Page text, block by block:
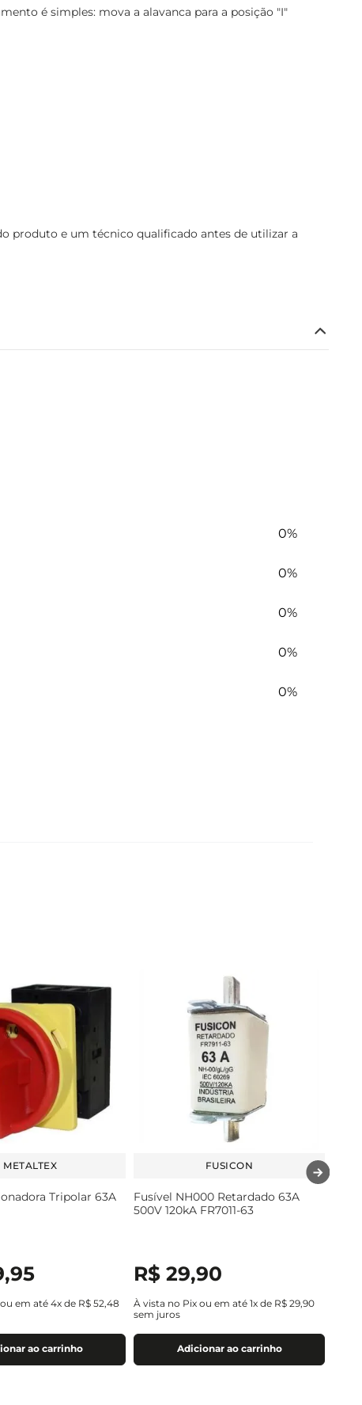
é simples: mova a alavanca para a posição "I"
produto e um técnico qualificado antes de utilizar a
0%
0%
0%
0%
0%
METALTEX
Tripolar 63A
,95
em até4x de R$ 52,48
ao carrinho
FUSICON
Fusível NH000 Retardado 63A
500V 120kA FR7011-63
R$ 29,90
À vista no Pix ou em até 1x de R$ 29,90
sem juros
Adicionar ao carrinho